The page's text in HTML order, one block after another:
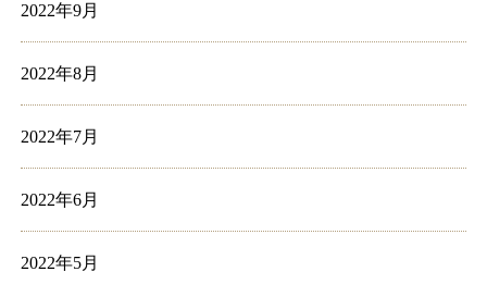
2022年9月
2022年8月
2022年7月
2022年6月
2022年5月